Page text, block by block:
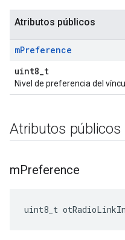
Atributos públicos
mPreference
uint8_t
Nivel de preferencia del
Atributos públicos
mPreference
uint8_t